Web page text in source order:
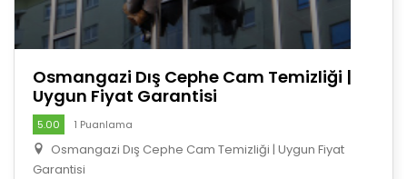
Osmangazi Dış Cephe Cam Temizliği |
Uygun Fiyat Garantisi
5.00 1 Puanlama
Osmangazi Dış Cephe Cam Temizliği | Uygun Fiyat
Garantisi